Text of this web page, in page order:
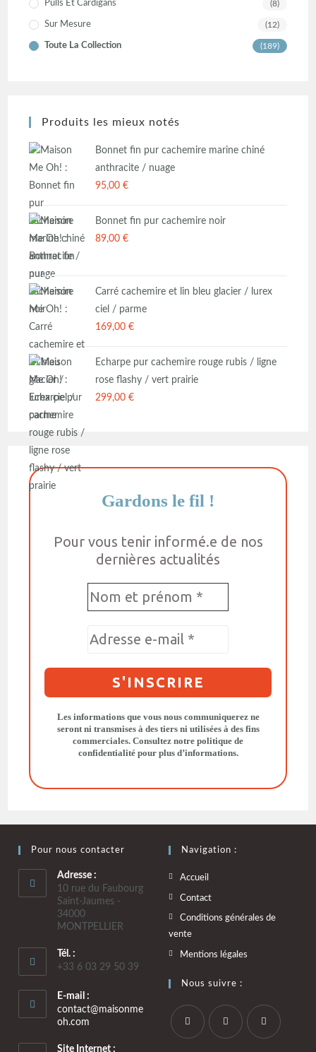
Pulls Et Cardigans (8)
Sur Mesure (12)
Toute La Collection (189)
Produits les mieux notés
Bonnet fin pur cachemire marine chiné
anthracite / nuage
95,00€
Bonnet fin pur cachemire noir
89,00€
Carré cachemire et lin bleu glacier / lurex
ciel / parme
169,00€
Echarpe pur cachemire rouge rubis / ligne
rose flashy / vert prairie
299,00€
Gardons le fil !
Pour vous tenir informé.e de nos
dernières actualités
Les informations que vous nous communiquerez ne
seront ni transmises à des tiers ni utilisées à des fins
commerciales. Consultez notre politique de
confidentialitépour plus d’informations.
Pour nous contacter
Adresse :
10 rue du Faubourg
Saint-Jaumes -
34000
MONTPELLIER
Tél. :
+33 6 03 29 50 39
E-mail :
contact@maisonme
oh.com
Site Internet :
Navigation :
Accueil
Contact
Conditions générales de
vente
Mentions légales
Nous suivre :